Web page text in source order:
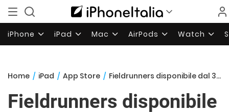
iPhone iPad Mac AirPods Watch
Home / iPad / App Store / Fieldrunners disponibile dal 3 Aprile sul nuovo iPad AppStore
Fieldrunners disponibile